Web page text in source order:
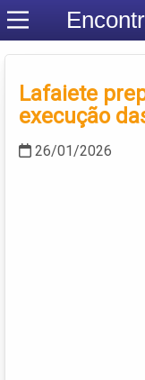
Lafaiete
execução
26/01/2026